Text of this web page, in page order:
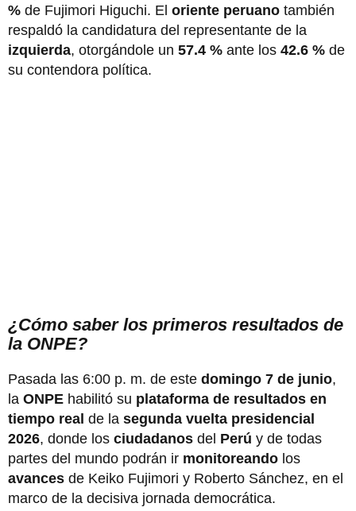
% de Fujimori Higuchi. El oriente peruano también
respaldó la candidatura del representante de la
izquierda, otorgándole un 57.4 % ante los 42.6 % de
su contendora política.
¿Cómo saber los primeros resultados de
la ONPE?
Pasada las 6:00 p. m. de este domingo 7 de junio,
la ONPE habilitó su plataforma de resultados en
tiempo real de la segunda vuelta presidencial
2026, donde los ciudadanos del Perú y de todas
partes del mundo podrán ir monitoreando los
avances de Keiko Fujimori y Roberto Sánchez, en el
marco de la decisiva jornada democrática.